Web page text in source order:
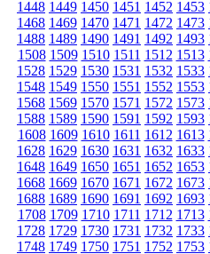
1448 1449 1450 1451 1452 1453
1468 1469 1470 1471 1472 1473
1488 1489 1490 1491 1492 1493
1508 1509 1510 1511 1512 1513
1528 1529 1530 1531 1532 1533
1548 1549 1550 1551 1552 1553
1568 1569 1570 1571 1572 1573
1588 1589 1590 1591 1592 1593
1608 1609 1610 1611 1612 1613
1628 1629 1630 1631 1632 1633
1648 1649 1650 1651 1652 1653
1668 1669 1670 1671 1672 1673
1688 1689 1690 1691 1692 1693
1708 1709 1710 1711 1712 1713
1728 1729 1730 1731 1732 1733
1748 1749 1750 1751 1752 1753